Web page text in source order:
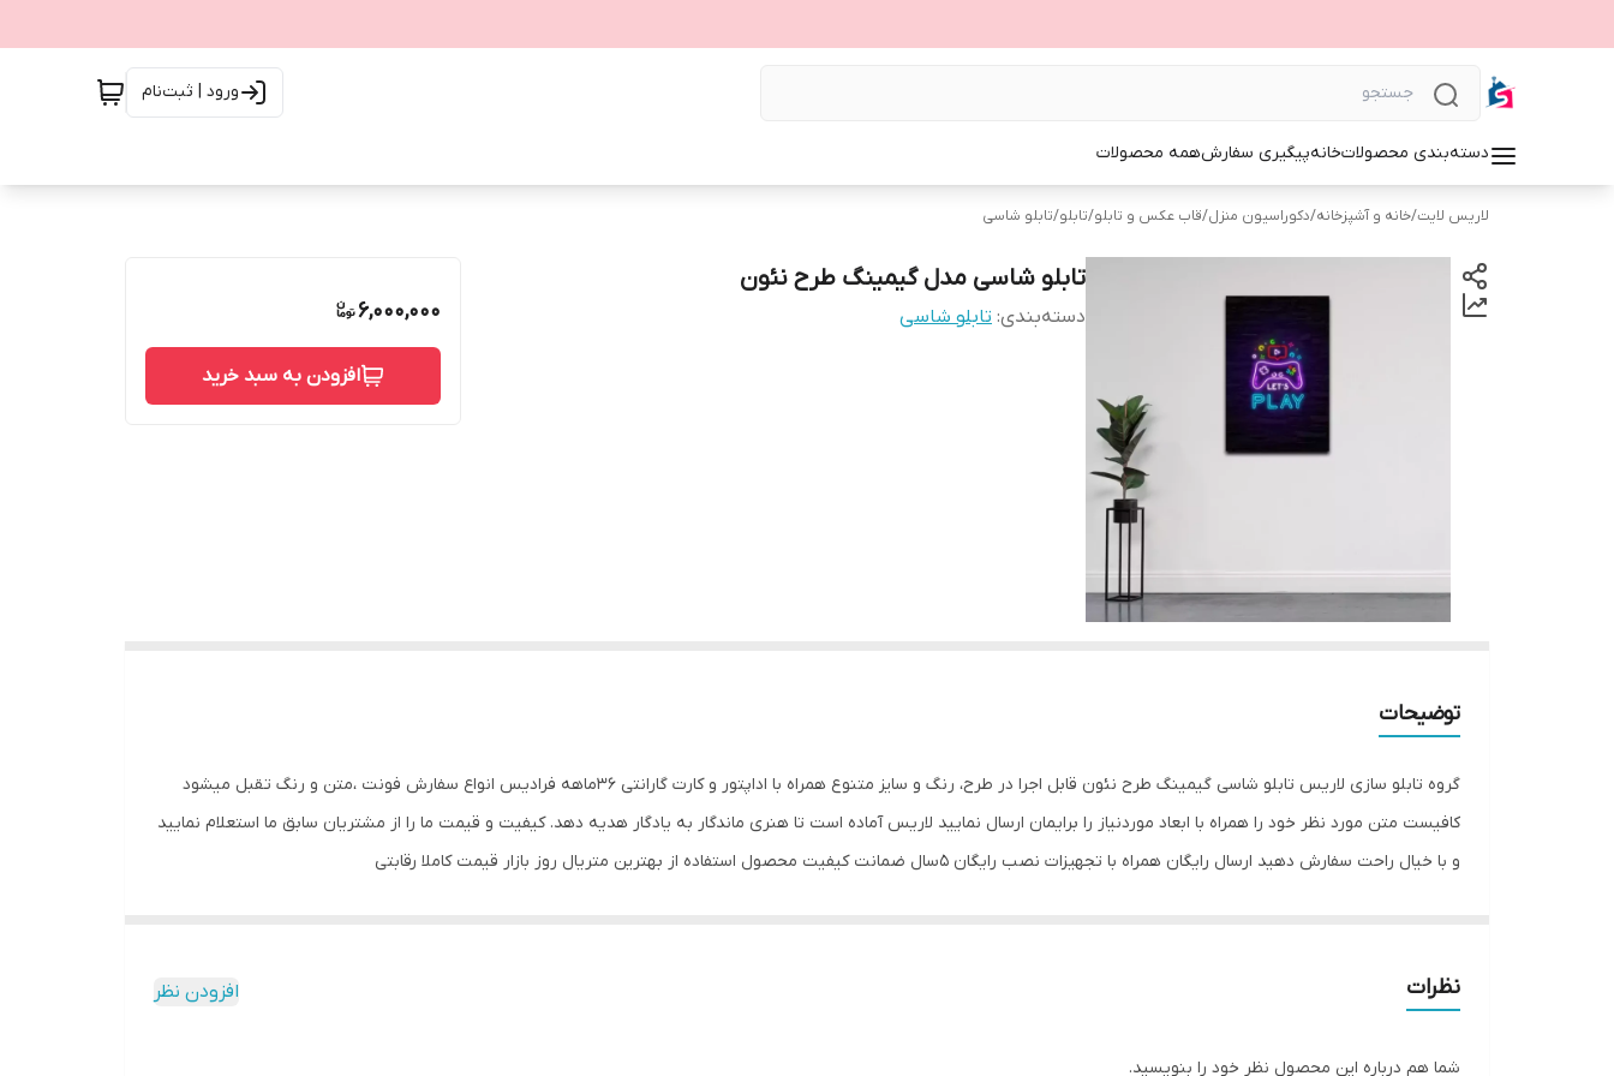
ورود | ثبت‌نام
دسته‌بندی محصولاتخانهپیگیری سفارشهمه محصولات
لاریس لایت/خانه و آشپزخانه/دکوراسیون منزل/قاب عکس و تابلو/تابلو/تابلو شاسی
تابلو شاسی مدل گیمینگ طرح نئون
دسته‌بندی: تابلو شاسی 6,000,000
افزودن به سبد خرید
توضیحات
گروه تابلو سازی لاریس تابلو شاسی گیمینگ طرح نئون قابل اجرا در طرح، رنگ و سایز متنوع همراه با اداپتور و کارت گارانتی 36ماهه فرادیس انواع سفارش فونت ،متن و رنگ تقبل میشود
کافیست متن مورد نظر خود را همراه با ابعاد موردنیاز را برایمان ارسال نمایید لاریس آماده است تا هنری ماندگار به یادگار هدیه دهد. کیفیت و قیمت ما را از مشتریان سابق ما استعلام نمایید
و با خیال راحت سفارش دهید ارسال رایگان همراه با تجهیزات نصب رایگان 5سال ضمانت کیفیت محصول استفاده از بهترین متریال روز بازار قیمت کاملا رقابتی
نظرات افزودن نظر
شما هم درباره این محصول نظر خود را بنویسید.